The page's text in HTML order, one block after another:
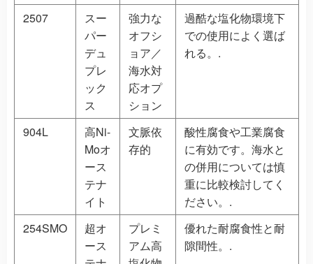
2507
スー
パー
デュ
プレ
ック
ス
強力な
オフシ
ョア／
海水対
応オプ
ション
過酷な塩化物環境下
での使用によく選ば
れる。.
904L
高Ni-
Moオ
ース
テナ
イト
文脈依
存的
酸性腐食や工業腐食
に有効です。海水と
の併用については慎
重に比較検討してく
ださい。.
254SMO
超オ
ース
プレミ
アム高
優れた耐腐食性と耐
隙間性。.